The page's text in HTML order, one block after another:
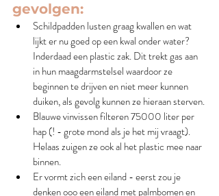
gevolgen:
Schildpadden lusten graag kwallen en wat
lijkt er nu goed op een kwal onder water?
Inderdaad een plastic zak. Dit trekt gas aan
in hun maagdarmstelsel waardoor ze
beginnen te drijven en niet meer kunnen
duiken, als gevolg kunnen ze hieraan sterven.
Blauwe vinvissen filteren 75000 liter per
hap (! - grote mond als je het mij vraagt).
Helaas zuigen ze ook al het plastic mee naar
binnen.
Er vormt zich een eiland - eerst zou je
denken ooo een eiland met palmbomen en